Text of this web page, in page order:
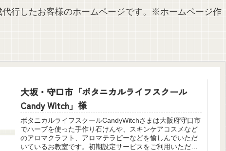
行したお客様のホームページです。※ホームページ作
大坂・守口市「ボタニカルライフスクール
Candy Witch」様
ボタニカルライフスクールCandyWitchさまは大阪府守口市
でハーブを使った手作り石けんや、スキンケアコスメなど
のアロマクラフト、アロマテラピーなどを愉しんでいただ
いているお教室です。初期設定サービスをご利用いただ